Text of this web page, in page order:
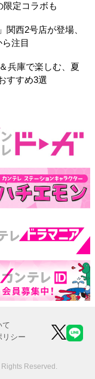
限定コラボも
関西2号店が登場、
注目
兵庫で楽しむ、夏
すすめ3選
て
リシー
Reserved.